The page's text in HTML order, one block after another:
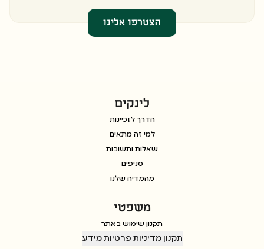
הצטרפו אלינו
לינקים
הדרך לזכיינות
למי זה מתאים
שאלות ותשובות
סניפים
מהמדיה שלנו
משפטי
תקנון שימוש באתר
תקנון מדיניות פרטיות מידע